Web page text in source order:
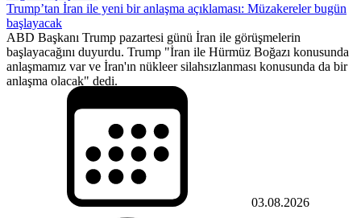
Trump’tan İran ile yeni bir anlaşma açıklaması: Müzakereler bugün
başlayacak
ABD Başkanı Trump pazartesi günü İran ile görüşmelerin
başlayacağını duyurdu. Trump "İran ile Hürmüz Boğazı konusunda
anlaşmamız var ve İran'ın nükleer silahsızlanması konusunda da bir
anlaşma olacak" dedi.
03.08.2026